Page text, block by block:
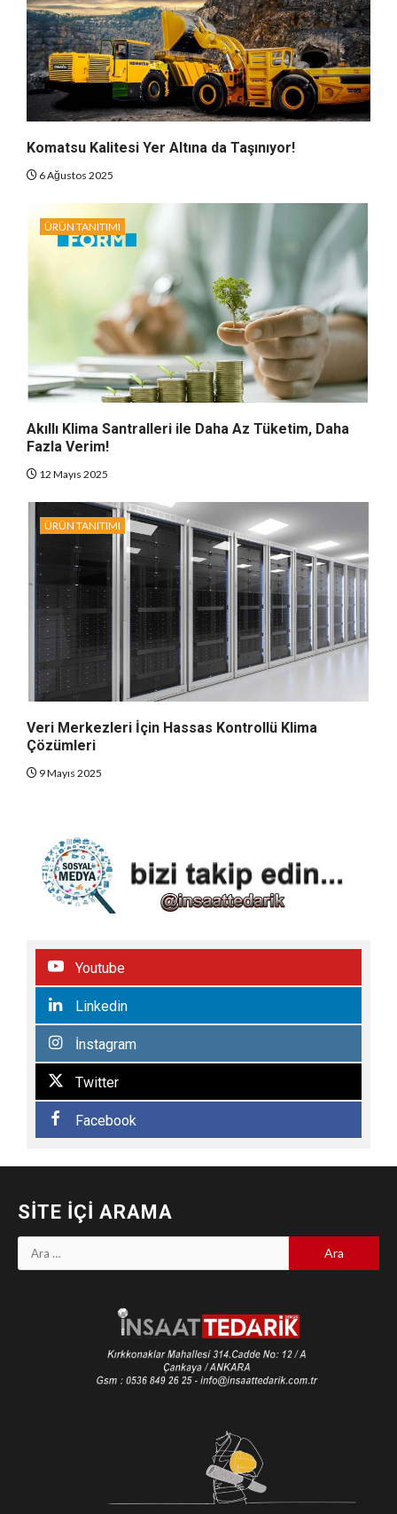
Komatsu Kalitesi Yer Altına da Taşınıyor!
6 Ağustos 2025
ÜRÜN TANITIMI
Akıllı Klima Santralleri ile Daha Az Tüketim, Daha
Fazla Verim!
12 Mayıs 2025
ÜRÜN TANITIMI
Veri Merkezleri İçin Hassas Kontrollü Klima
Çözümleri
9 Mayıs 2025
Youtube
Linkedin
İnstagram
Twitter
Facebook
SITE İÇI ARAMA
Arama: